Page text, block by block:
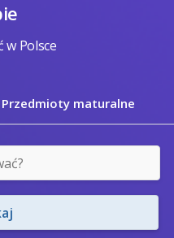
w Polsce
Przedmioty maturalne